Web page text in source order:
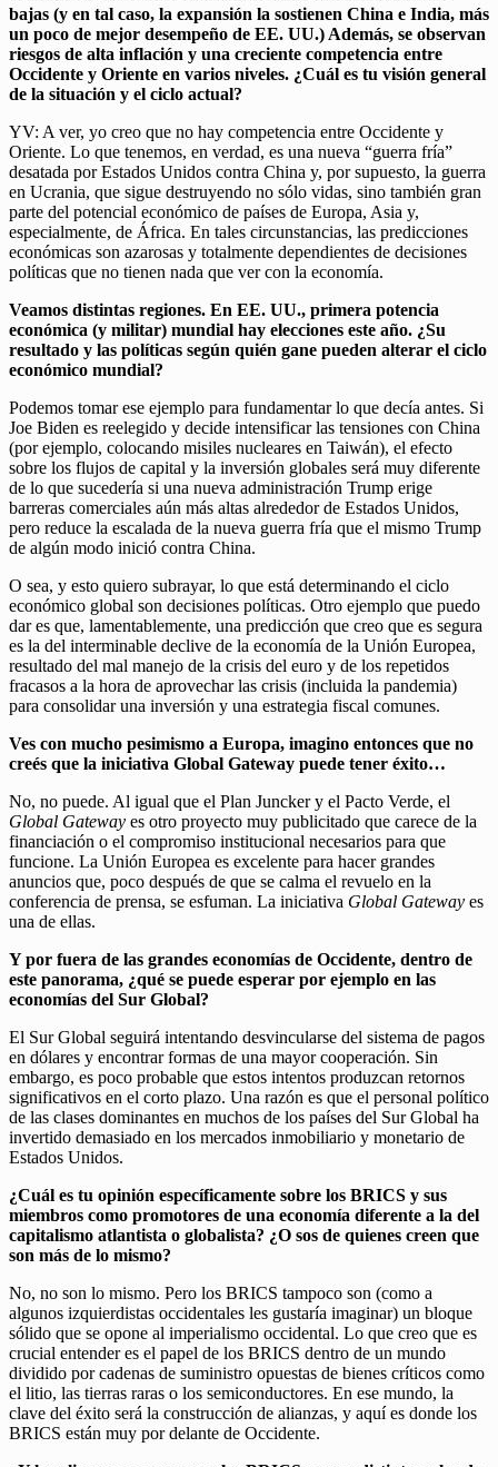
bajas (y en tal caso, la expansión la sostienen China e India, más
un poco de mejor desempeño de EE. UU.) Además, se observan
riesgos de alta inflación y una creciente competencia entre
Occidente y Oriente en varios niveles. ¿Cuál es tu visión general
de la situación y el ciclo actual?
YV: A ver, yo creo que no hay competencia entre Occidente y
Oriente. Lo que tenemos, en verdad, es una nueva “guerra fría”
desatada por Estados Unidos contra China y, por supuesto, la guerra
en Ucrania, que sigue destruyendo no sólo vidas, sino también gran
parte del potencial económico de países de Europa, Asia y,
especialmente, de África. En tales circunstancias, las predicciones
económicas son azarosas y totalmente dependientes de decisiones
políticas que no tienen nada que ver con la economía.
Veamos distintas regiones. En EE. UU., primera potencia
económica (y militar) mundial hay elecciones este año. ¿Su
resultado y las políticas según quién gane pueden alterar el ciclo
económico mundial?
Podemos tomar ese ejemplo para fundamentar lo que decía antes. Si
Joe Biden es reelegido y decide intensificar las tensiones con China
(por ejemplo, colocando misiles nucleares en Taiwán), el efecto
sobre los flujos de capital y la inversión globales será muy diferente
de lo que sucedería si una nueva administración Trump erige
barreras comerciales aún más altas alrededor de Estados Unidos,
pero reduce la escalada de la nueva guerra fría que el mismo Trump
de algún modo inició contra China.
O sea, y esto quiero subrayar, lo que está determinando el ciclo
económico global son decisiones políticas. Otro ejemplo que puedo
dar es que, lamentablemente, una predicción que creo que es segura
es la del interminable declive de la economía de la Unión Europea,
resultado del mal manejo de la crisis del euro y de los repetidos
fracasos a la hora de aprovechar las crisis (incluida la pandemia)
para consolidar una inversión y una estrategia fiscal comunes.
Ves con mucho pesimismo a Europa, imagino entonces que no
creés que la iniciativa Global Gateway puede tener éxito…
No, no puede. Al igual que el Plan Juncker y el Pacto Verde, el
Global Gateway es otro proyecto muy publicitado que carece de la
financiación o el compromiso institucional necesarios para que
funcione. La Unión Europea es excelente para hacer grandes
anuncios que, poco después de que se calma el revuelo en la
conferencia de prensa, se esfuman. La iniciativa Global Gateway es
una de ellas.
Y por fuera de las grandes economías de Occidente, dentro de
este panorama, ¿qué se puede esperar por ejemplo en las
economías del Sur Global?
El Sur Global seguirá intentando desvincularse del sistema de pagos
en dólares y encontrar formas de una mayor cooperación. Sin
embargo, es poco probable que estos intentos produzcan retornos
significativos en el corto plazo. Una razón es que el personal político
de las clases dominantes en muchos de los países del Sur Global ha
invertido demasiado en los mercados inmobiliario y monetario de
Estados Unidos.
¿Cuál es tu opinión específicamente sobre los BRICS y sus
miembros como promotores de una economía diferente a la del
capitalismo atlantista o globalista? ¿O sos de quienes creen que
son más de lo mismo?
No, no son lo mismo. Pero los BRICS tampoco son (como a
algunos izquierdistas occidentales les gustaría imaginar) un bloque
sólido que se opone al imperialismo occidental. Lo que creo que es
crucial entender es el papel de los BRICS dentro de un mundo
dividido por cadenas de suministro opuestas de bienes críticos como
el litio, las tierras raras o los semiconductores. En ese mundo, la
clave del éxito será la construcción de alianzas, y aquí es donde los
BRICS están muy por delante de Occidente.